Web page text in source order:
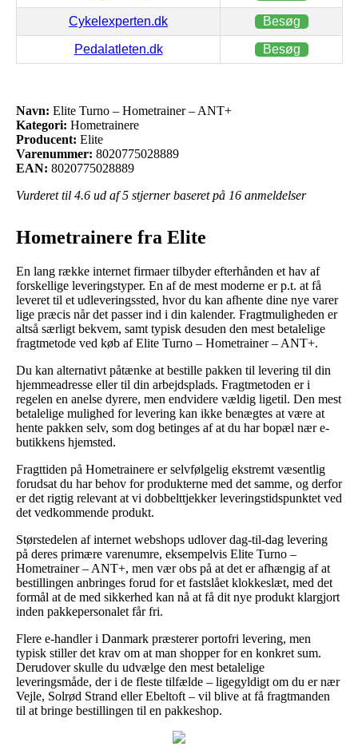
Cykelexperten.dk Besøg
Pedalatleten.dk Besøg
Navn: Elite Turno – Hometrainer – ANT+
Kategori: Hometrainere
Producent: Elite
Varenummer: 8020775028889
EAN: 8020775028889
Vurderet til 4.6 ud af 5 stjerner baseret på 16 anmeldelser
Hometrainere fra Elite
En lang række internet firmaer tilbyder efterhånden et hav af
forskellige leveringstyper. En af de mest moderne er p.t. at få
leveret til et udleveringssted, hvor du kan afhente dine nye varer
lige præcis når det passer ind i din kalender. Fragtmuligheden er
altså særligt bekvem, samt typisk desuden den mest betalelige
fragtmetode ved køb af Elite Turno – Hometrainer – ANT+.
Du kan alternativt påtænke at bestille pakken til levering til din
hjemmeadresse eller til din arbejdsplads. Fragtmetoden er i
regelen en anelse dyrere, men endvidere vældig ligetil. Den mest
betalelige mulighed for levering kan ikke benægtes at være at
hente pakken selv, som dog betinges af at du har bopæl nær e-
butikkens hjemsted.
Fragttiden på Hometrainere er selvfølgelig ekstremt væsentlig
forudsat du har behov for produkterne med det samme, og derfor
er det rigtig relevant at vi dobbelttjekker leveringstidspunktet ved
det vedkommende produkt.
Størstedelen af internet webshops udlover dag-til-dag levering
på deres primære varenumre, eksempelvis Elite Turno –
Hometrainer – ANT+, men vær obs på at det er afhængig af at
bestillingen anbringes forud for et fastslået klokkeslæt, med det
formål at de med sikkerhed kan nå at få dit nye produkt klargjort
inden pakkepersonalet får fri.
Flere e-handler i Danmark præsterer portofri levering, men
typisk stiller det krav om at man shopper for en konkret sum.
Derudover skulle du udvælge den mest betalelige
leveringsmåde, der i de fleste tilfælde – ligegyldigt om du er nær
Vejle, Solrød Strand eller Ebeltoft – vil blive at få fragtmanden
til at bringe bestillingen til en pakkeshop.